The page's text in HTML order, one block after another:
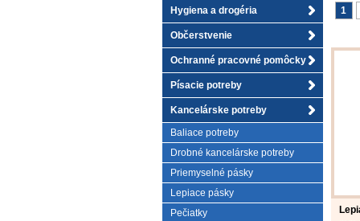
1
Hygiena a drogéria
Občerstvenie
Ochranné pracovné pomôcky
Písacie potreby
Kancelárske potreby
Baliace potreby
Drobné kancelárske potreby
Priemyselné pásky
Lepiace pásky
Pečiatky